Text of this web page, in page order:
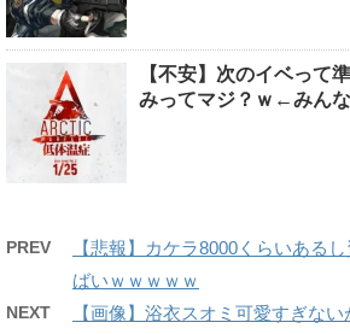
【不安】次のイベって
みってマジ？ｗ←みん
PREV
【悲報】カケラ8000くらいある
ばいｗｗｗｗｗ
NEXT
【画像】浴衣スオミ可愛すぎな